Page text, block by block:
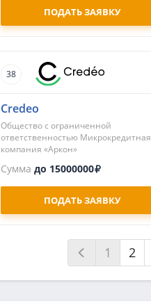
ПОДАТЬ ЗАЯВКУ
38
Credeo
Общество с ограниченной
ответственностью Микрокредитная
компания «Аркон»
Сумма до 15000000
ПОДАТЬ ЗАЯВКУ
1 2